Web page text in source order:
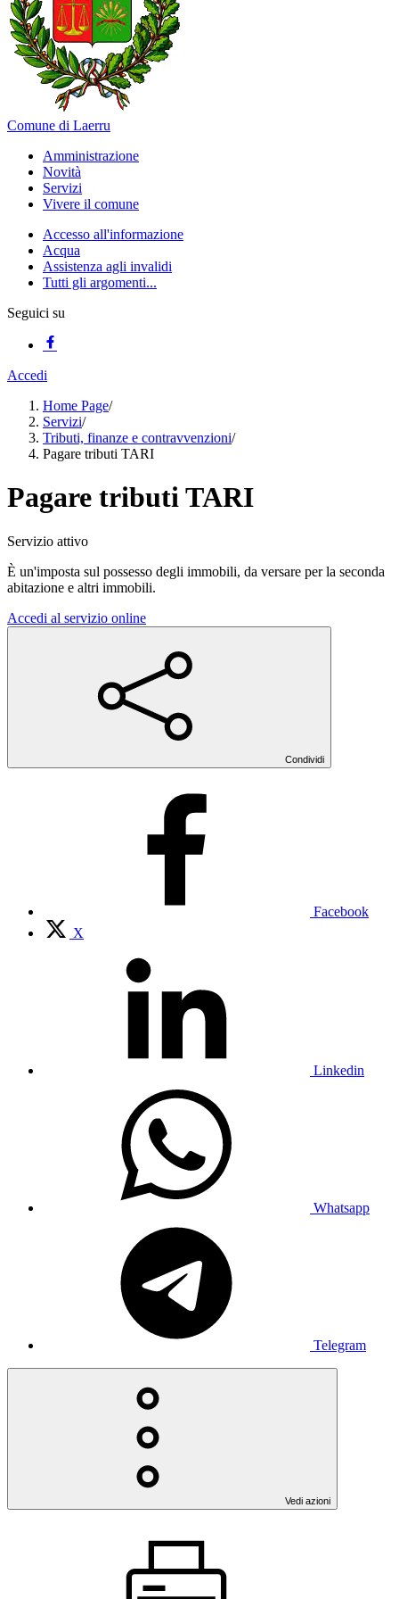
Comune di Laerru
Amministrazione
Novità
Servizi
Vivere il comune
Accesso all'informazione
Acqua
Assistenza agli invalidi
Tutti gli argomenti...
Seguici su
Accedi
Home Page/
Servizi/
Tributi, finanze e contravvenzioni/
Pagare tributi TARI
Pagare tributi TARI
Servizio attivo
È un'imposta sul possesso degli immobili, da versare per la seconda
abitazione e altri immobili.
Accedi al servizio online
Condividi
Facebook
X
Linkedin
Whatsapp
Telegram
Vedi azioni